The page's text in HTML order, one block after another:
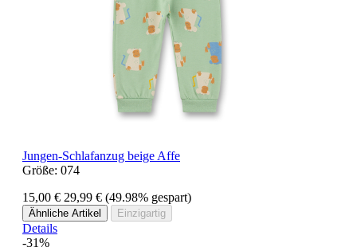
Jungen-Schlafanzug beige Affe
Größe: 074
15,00 € 29,99 € (49.98% gespart)
Ähnliche Artikel Einzigartig
Details
-31%